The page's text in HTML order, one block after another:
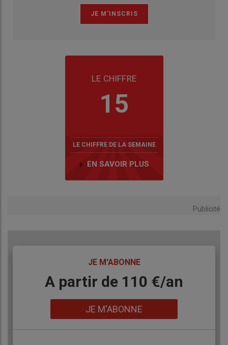
LE CHIFFRE
15
LE CHIFFRE DE LA SEMAINE
EN SAVOIR PLUS
Publicité
JE M'ABONNE
BodyA partir de 110 €/an
JE M'ABONNE